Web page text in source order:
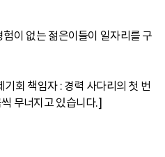
이 없는 젊은이들이 일자리를 구
회 책임자 : 경력 사다리의 첫 번
무너지고 있습니다.]